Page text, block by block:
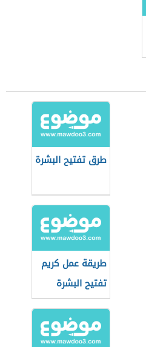
طرق تفتيح البشرة
طريقة عمل كريم
تفتيح البشرة
بالمنزل